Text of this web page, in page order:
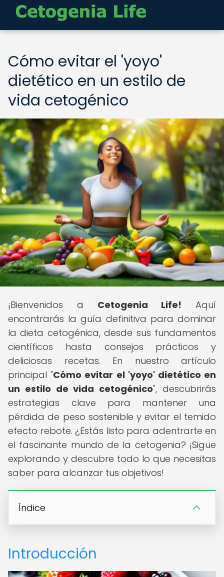
Cómo evitar el 'yoyo'
dietético en un estilo de
vida cetogénico
¡Bienvenidos a Cetogenia Life! Aquí
encontrarás la guía definitiva para dominar
la dieta cetogénica, desde sus fundamentos
científicos hasta consejos prácticos y
deliciosas recetas. En nuestro artículo
principal "Cómo evitar el 'yoyo' dietético en
un estilo de vida cetogénico", descubrirás
estrategias clave para mantener una
pérdida de peso sostenible y evitar el temido
efecto rebote. ¿Estás listo para adentrarte en
el fascinante mundo de la cetogenia? ¡Sigue
explorando y descubre todo lo que necesitas
saber para alcanzar tus objetivos!
Índice
Introducción